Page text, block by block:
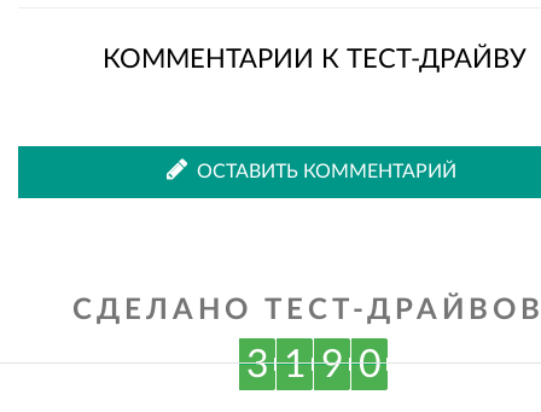
КОММЕНТАРИИ К ТЕСТ-ДРАЙВУ
ОСТАВИТЬ КОММЕНТАРИЙ
СДЕЛАНО ТЕСТ-
3 1 9 0